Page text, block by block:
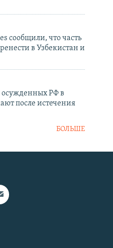
сообщили, что часть
в Узбекистан и
РФ в
после истечения
БОЛЬШЕ